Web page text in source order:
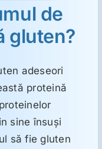
de
gluten?
adeseori
proteină
sine însuşi
să fie gluten